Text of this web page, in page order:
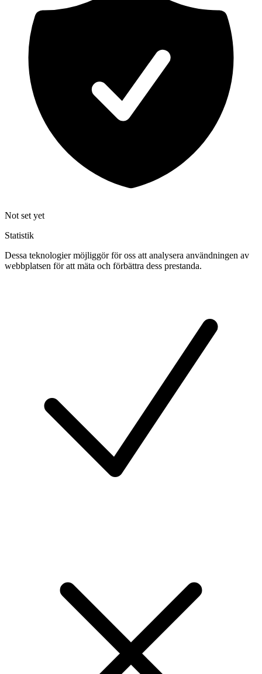
Not set yet
Statistik
Dessa teknologier möjliggör för oss att analysera användningen av
webbplatsen för att mäta och förbättra dess prestanda.